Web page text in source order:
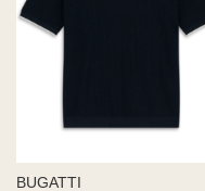
BUGATTI